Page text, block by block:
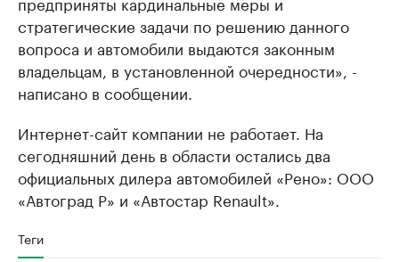
стратегические задачи по решению данного
вопроса и автомобили выдаются законным
владельцам, в установленной очередности», -
написано в сообщении.
Интернет-сайт компании не работает. На
сегодняшний день в области остались два
официальных дилера автомобилей «Рено»: ООО
«Автоград Р» и «Автостар Renault».
Теги